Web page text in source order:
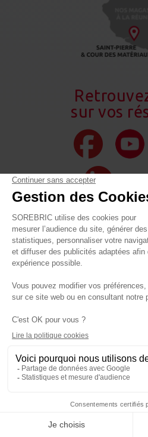
sur vos
MR.BRICOLAGE VOUS
Les catalogues en
Destockage
Les services de votre
Panier BQP bricolage